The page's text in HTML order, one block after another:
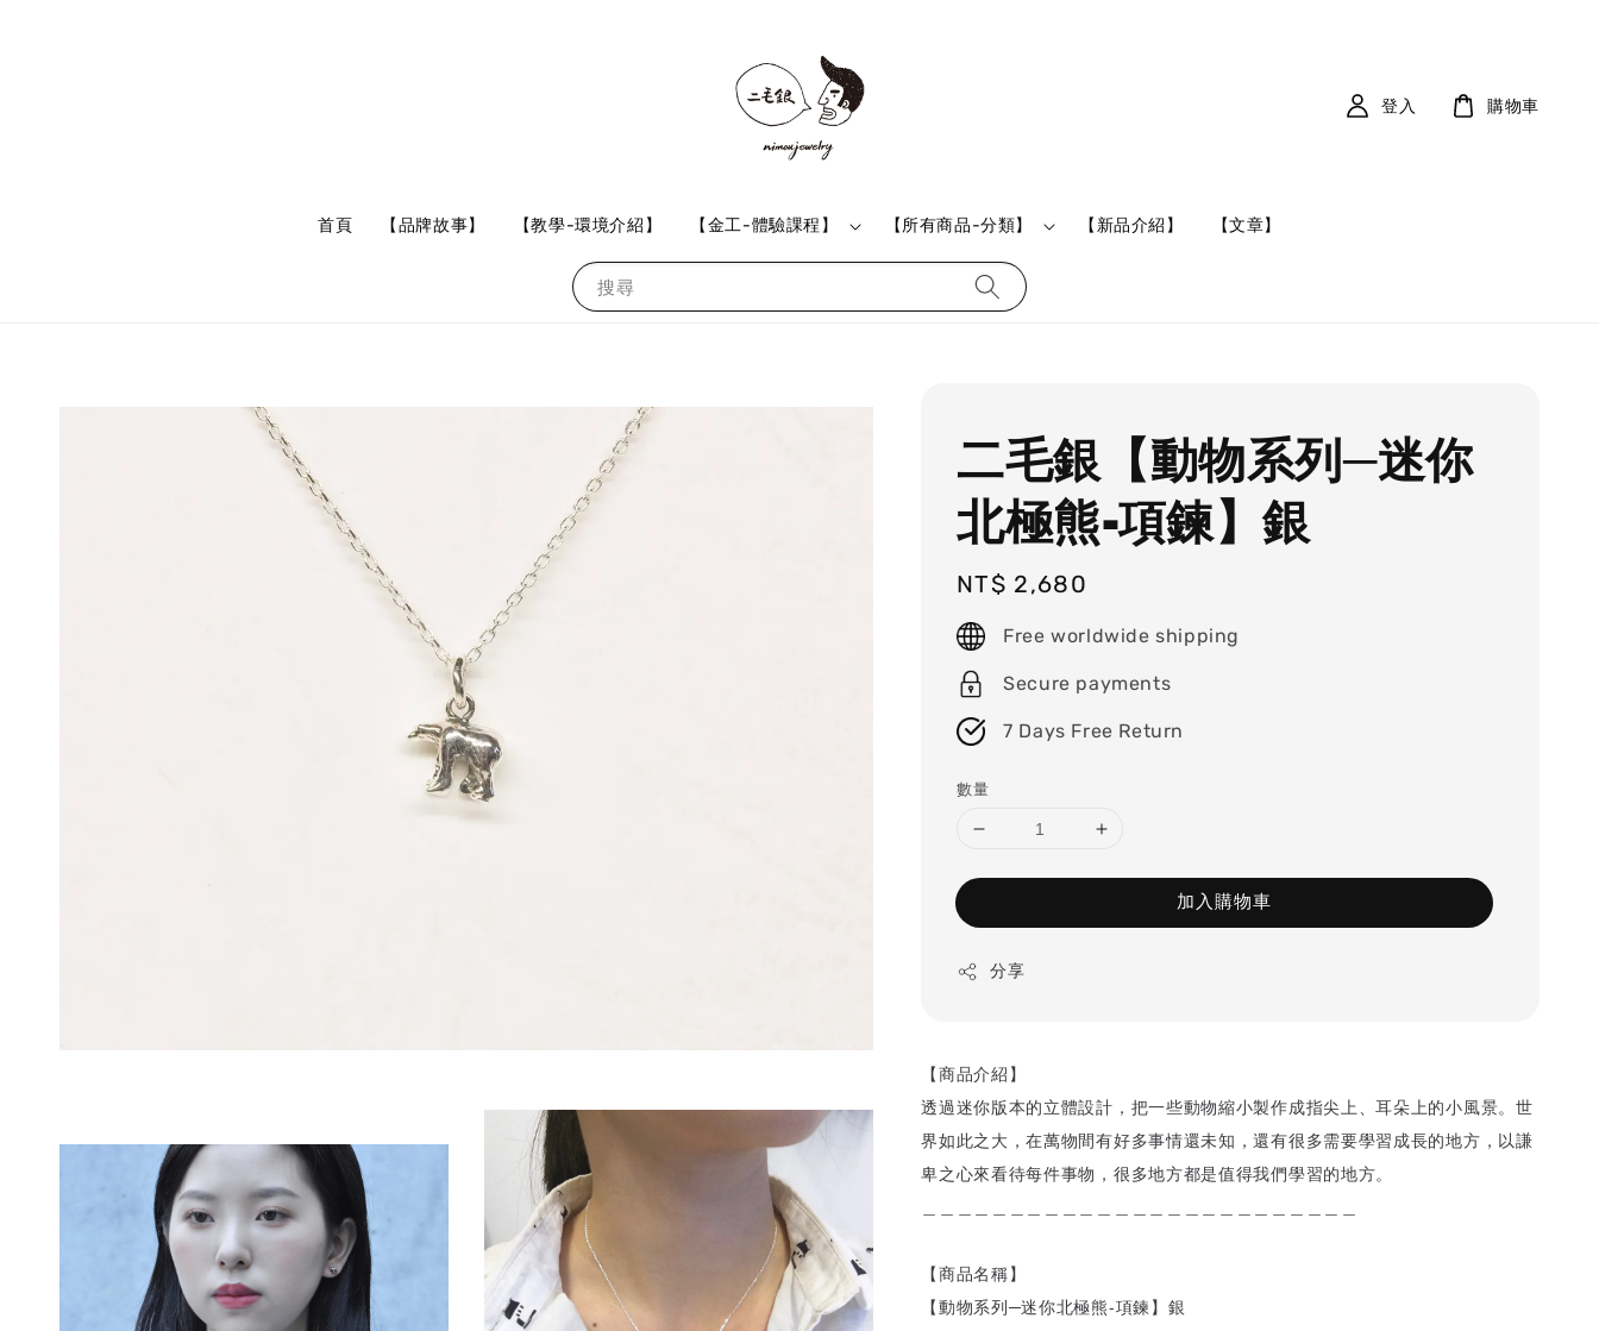
搜尋
首頁 【品牌故事】 【教學-環境介紹】 【金工-體驗課程】 【所有商品-分類】 【新品介紹】 【文章】
登入 購物車
二毛銀【動物系列─迷你
北極熊-項鍊】銀
Regular
price
NT$ 2,680
Free worldwide shipping
Secure payments
7 Days Free Return
數量
加入購物車
分享
【商品介紹】
透過迷你版本的立體設計，把一些動物縮小製作成指尖上、耳朵上的小風景。世
界如此之大，在萬物間有好多事情還未知，還有很多需要學習成長的地方，以謙
卑之心來看待每件事物，很多地方都是值得我們學習的地方。
【商品名稱】
【動物系列─迷你北極熊-項鍊】銀